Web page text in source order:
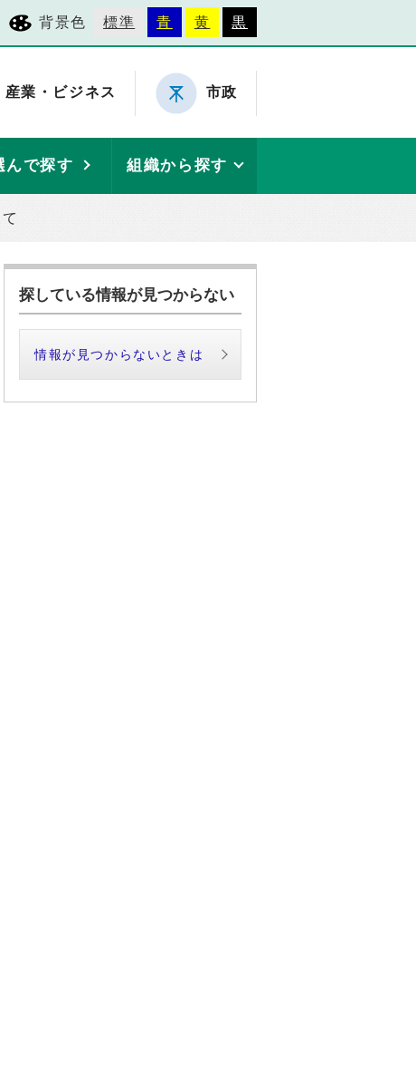
背景色 標準 青 黄 黒
産業・ビジネス 市政
んで探す 組織から探す
探している情報が見つからない
情報が見つからないときは